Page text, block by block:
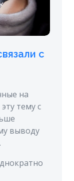
с
на
тему с
выводу